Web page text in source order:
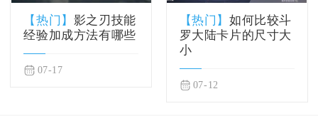
【热门】 影之刃技能
经验加成方法有哪些
07-17
【热门】如何比较斗
罗大陆卡片的尺寸大
小
07-12